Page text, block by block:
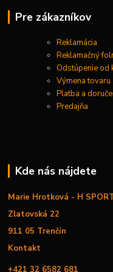
Pre zákazníkov
Reklamácia
Reklamačný
Odstúpenie od
Výmena tovaru
Platba a
Predajňa
Kde nás nájdete
Marie Hrotková - H
Zlatovská 22
911 05 Trenčín
Kontakt
+421 32 6582 681